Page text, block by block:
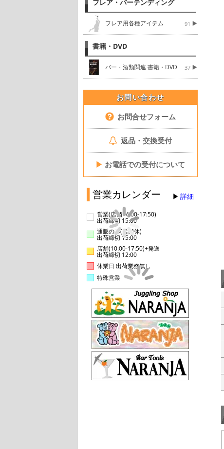
フレア・バーテンディング
フレア用各種アイテム 91
書籍・DVD
バー・酒類関連 書籍・DVD 37
お問い合わせ
お問合せフォーム
返品・交換受付
▶ お電話での受付について
営業カレンダー 詳細
営業(店舗14:00-17:50)
出荷締切 15:00
通販のみ(店舗休)
出荷締切 15:00
店舗(10:00-17:50)+発送
出荷締切 12:00
休業日 出荷業務無し
特殊営業